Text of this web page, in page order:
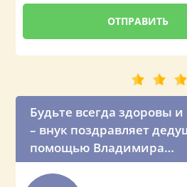
Будьте всегда здоровы
– внук поздравляет
помощью Владимира
Владимировича